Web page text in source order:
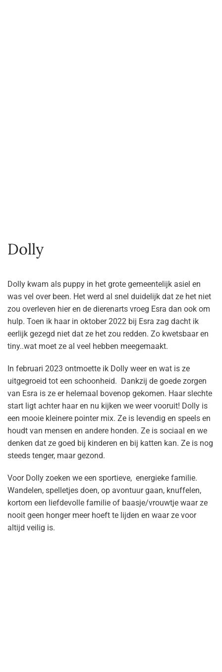
Dolly
Dolly kwam als puppy in het grote gemeentelijk asiel en
was vel over been. Het werd al snel duidelijk dat ze het niet
zou overleven hier en de dierenarts vroeg Esra dan ook om
hulp. Toen ik haar in oktober 2022 bij Esra zag dacht ik
eerlijk gezegd niet dat ze het zou redden. Zo kwetsbaar en
tiny..wat moet ze al veel hebben meegemaakt.
In februari 2023 ontmoette ik Dolly weer en wat is ze
uitgegroeid tot een schoonheid. Dankzij de goede zorgen
van Esra is ze er helemaal bovenop gekomen. Haar slechte
start ligt achter haar en nu kijken we weer vooruit! Dolly is
een mooie kleinere pointer mix. Ze is levendig en speels en
houdt van mensen en andere honden. Ze is sociaal en we
denken dat ze goed bij kinderen en bij katten kan. Ze is nog
steeds tenger, maar gezond.
Voor Dolly zoeken we een sportieve, energieke familie.
Wandelen, spelletjes doen, op avontuur gaan, knuffelen,
kortom een liefdevolle familie of baasje/vrouwtje waar ze
nooit geen honger meer hoeft te lijden en waar ze voor
altijd veilig is.